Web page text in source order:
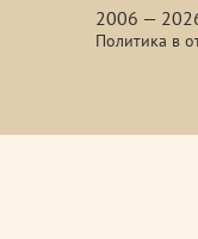
2006 —
Политика в